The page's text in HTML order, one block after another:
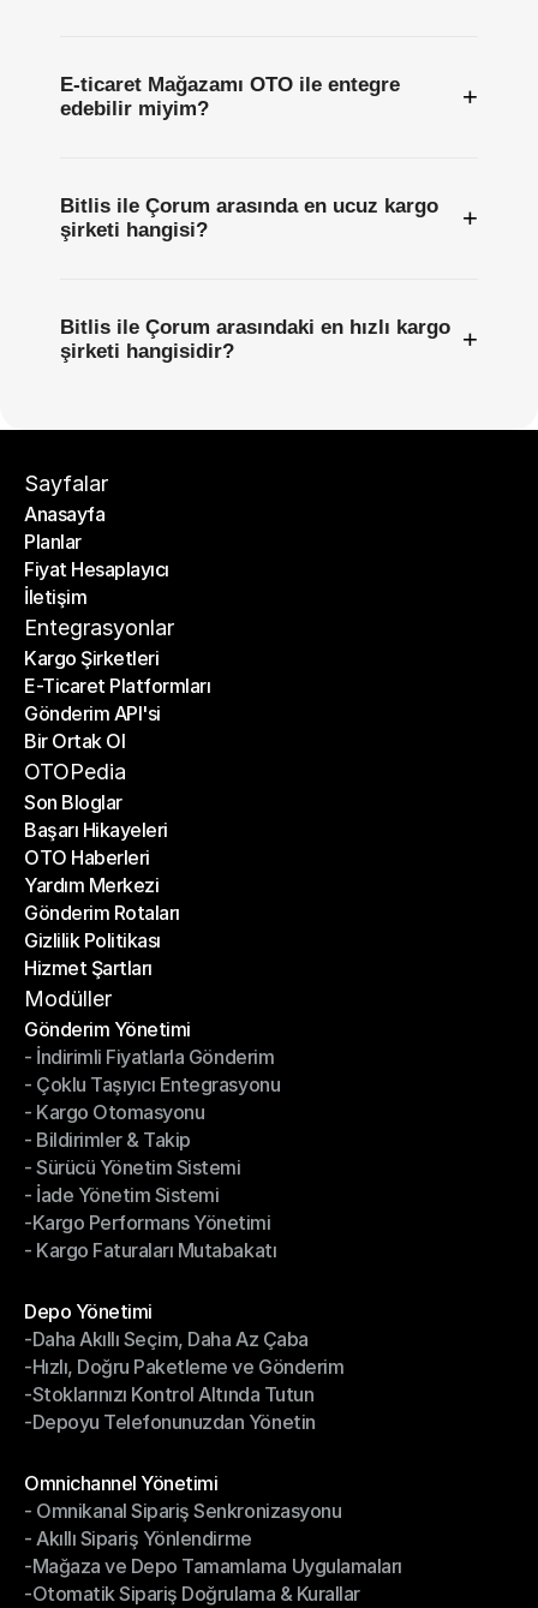
E-ticaret Mağazamı OTO ile entegre
edebilir miyim?
+
Bitlis ile Çorum arasında en ucuz kargo
şirketi hangisi?
+
Bitlis ile Çorum arasındaki en hızlı kargo
şirketi hangisidir?
+
Sayfalar
Anasayfa
Anasayfa
Planlar
Planlar
Fiyat Hesaplayıcı
Fiyat Hesaplayıcı
İletişim
İletişim
Entegrasyonlar
Kargo Şirketleri
Kargo Şirketleri
E-Ticaret Platformları
E-Ticaret Platformları
Gönderim API'si
Gönderim API'si
Bir Ortak Ol
Bir Ortak Ol
OTOPedia
Son Bloglar
Son Bloglar
Başarı Hikayeleri
Başarı Hikayeleri
OTO Haberleri
OTO Haberleri
Yardım Merkezi
Yardım Merkezi
Gönderim Rotaları
Gönderim Rotaları
Gizlilik Politikası
Gizlilik Politikası
Hizmet Şartları
Hizmet Şartları
Modüller
Gönderim Yönetimi
Gönderim Yönetimi
- İndirimli Fiyatlarla Gönderim
- İndirimli Fiyatlarla Gönderim
- Çoklu Taşıyıcı Entegrasyonu
- Çoklu Taşıyıcı Entegrasyonu
- Kargo Otomasyonu
- Kargo Otomasyonu
- Bildirimler & Takip
- Bildirimler & Takip
- Sürücü Yönetim Sistemi
- Sürücü Yönetim Sistemi
- İade Yönetim Sistemi
- İade Yönetim Sistemi
-Kargo Performans Yönetimi
-Kargo Performans Yönetimi
- Kargo Faturaları Mutabakatı
Depo Yönetimi
Depo Yönetimi
-Daha Akıllı Seçim, Daha Az Çaba
-Daha Akıllı Seçim, Daha Az Çaba
-Hızlı, Doğru Paketleme ve Gönderim
-Hızlı, Doğru Paketleme ve Gönderim
-Stoklarınızı Kontrol Altında Tutun
-Stoklarınızı Kontrol Altında Tutun
-Depoyu Telefonunuzdan Yönetin
Omnichannel Yönetimi
Omnichannel Yönetimi
- Omnikanal Sipariş Senkronizasyonu
- Omnikanal Sipariş Senkronizasyonu
- Akıllı Sipariş Yönlendirme
- Akıllı Sipariş Yönlendirme
-Mağaza ve Depo Tamamlama Uygulamaları
-Mağaza ve Depo Tamamlama Uygulamaları
-Otomatik Sipariş Doğrulama & Kurallar